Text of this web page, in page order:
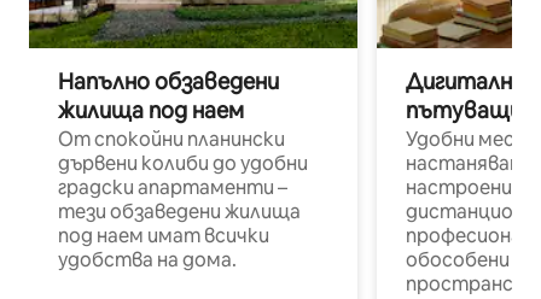
Напълно обзаведени
жилища под наем
От спокойни планински
дървени колиби до удобни
градски апартаменти –
тези обзаведени жилища
под наем имат всички
удобства на дома.
Дигитални
пътуващи
Удобни
настаняване
настроени и
обособени